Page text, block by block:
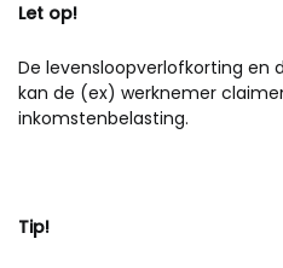
Let op!
De levensloopverlofkorting en
kan de (ex) werknemer
inkomstenbelasting.
Tip!